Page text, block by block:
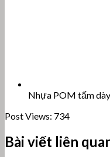
Nhựa POM tấm
Post Views: 734
Bài viết liên